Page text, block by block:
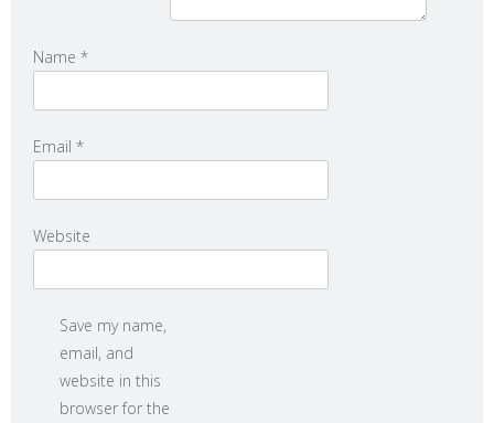
Name *
Email *
Website
Save my name,
email, and
website in this
browser for the